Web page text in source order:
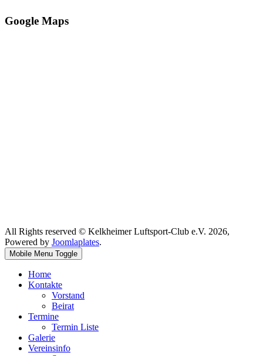
Google Maps
All Rights reserved © Kelkheimer Luftsport-Club e.V. 2026,
Powered by Joomlaplates.
Mobile Menu Toggle
Home
Kontakte
Vorstand
Beirat
Termine
Termin Liste
Galerie
Vereinsinfo